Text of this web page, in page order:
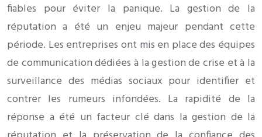
fiables pour éviter la panique. La gestion de la
réputation a été un enjeu majeur pendant cette
période. Les entreprises ont mis en place des équipes
de communication dédiées à la gestion de crise et à la
surveillance des médias sociaux pour identifier et
contrer les rumeurs infondées. La rapidité de la
réponse a été un facteur clé dans la gestion de la